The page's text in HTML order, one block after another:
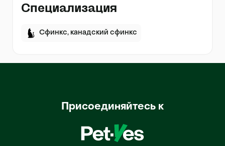
Специализация
Сфинкс, канадский сфинкс
Присоединяйтесь к